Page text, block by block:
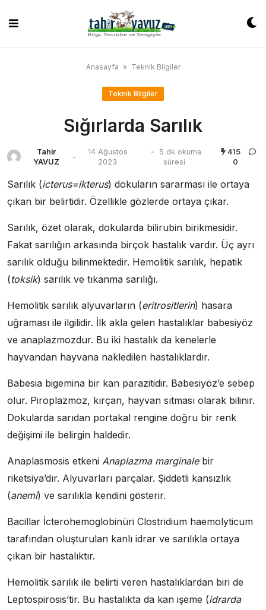
content
Anasayfa » Teknik Bilgiler
Teknik Bilgiler
Sığırlarda Sarılık
Tahir
YAVUZ
-
14 Ağustos
2023
-
5 dk okuma
süresi
415
0
Sarılık (icterus=ikterus) dokuların sararması ile ortaya
çıkan bir belirtidir. Özellikle gözlerde ortaya çıkar.
Sarılık, özet olarak, dokularda bilirubin birikmesidir.
Fakat sarılığın arkasında birçok hastalık vardır. Üç ayrı
sarılık olduğu bilinmektedir. Hemolitik sarılık, hepatik
(toksik) sarılık ve tıkanma sarılığı.
Hemolitik sarılık alyuvarların (eritrositlerin) hasara
uğraması ile ilgilidir. İlk akla gelen hastalıklar babesiyöz
ve anaplazmozdur. Bu iki hastalık da kenelerle
hayvandan hayvana nakledilen hastalıklardır.
Babesia bigemina bir kan parazitidir. Babesiyöz’e sebep
olur. Piroplazmoz, kırçan, hayvan sıtması olarak bilinir.
Dokularda sarıdan portakal rengine doğru bir renk
değişimi ile belirgin haldedir.
Anaplasmosis etkeni Anaplazma marginalebir
riketsiya’dır. Alyuvarları parçalar. Şiddetli kansızlık
(anemi) ve sarılıkla kendini gösterir.
Bacillar İcterohemoglobinüri Clostridium haemolyticum
tarafından oluşturulan kanlı idrar ve sarılıkla ortaya
çıkan bir hastalıktır.
Hemolitik sarılık ile belirti veren hastalıklardan biri de
Leptospirosis’tir. Bu hastalıkta da kan işeme (idrarda